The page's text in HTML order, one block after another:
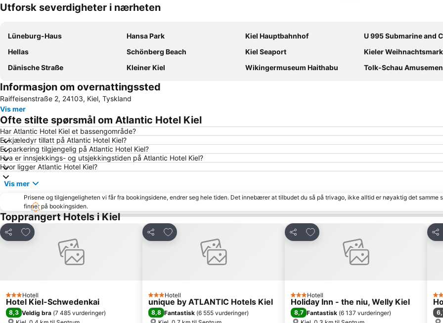
Utforsk severdigheter i nærheten
Lüneburg-Haus Hansa Park Kiel Hauptbahnhof
U 995 Submarine and
Hellas
Schönberg Beach Kiel Seaport
Kieler
Dänische Straße
Kleiner Kiel Wikingermuseum Haithabu Tolk-Schau
Informasjon om overnattingssted
Raiffeisenstraße 2, 24103, Kiel, Tyskland
Vis mer
Ofte stilte spørsmål om Atlantic Hotel Kiel
Har Atlantic Hotel Kiel et bassengområde?
Er kjæledyr tillatt på Atlantic Hotel Kiel?
Er parkering tilgjengelig på Atlantic Hotel Kiel?
Hva er innsjekkings- og utsjekkingstiden på Atlantic Hotel Kiel?
Hvor ligger Atlantic Hotel Kiel?
Vis mer
Prisene og tilgjengeligheten vi får fra bookingsidene, endrer seg hele tiden. Det innebærer at tilbudet du så på trivago, ikke alltid er nøyaktig det samme
finner på bookingsiden.
Topprangert Hotels i Kiel
Del
Legg til i favoritter
3 Stjerner
Hotell
Hotel Kiel-Schwedenkai
8,3 Veldig bra (7 485 vurderinger)
Del
Legg til i favoritter
3 Stjerner
Hotell
unique by ATLANTIC Hotels Kiel
8,8 Fantastisk (6 555 vurderinger)
Del
Legg til i favoritter
3 Stjerner
Hotell
Holiday Inn - the niu, Welly Kiel
8,7 Fantastisk (6 137 vurderinger)
Del
3